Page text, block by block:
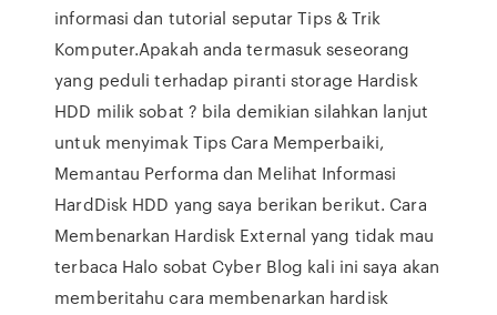
informasi dan tutorial seputar Tips & Trik
Komputer.Apakah anda termasuk seseorang
yang peduli terhadap piranti storage Hardisk
HDD milik sobat ? bila demikian silahkan lanjut
untuk menyimak Tips Cara Memperbaiki,
Memantau Performa dan Melihat Informasi
HardDisk HDD yang saya berikan berikut. Cara
Membenarkan Hardisk External yang tidak mau
terbaca Halo sobat Cyber Blog kali ini saya akan
memberitahu cara membenarkan hardisk